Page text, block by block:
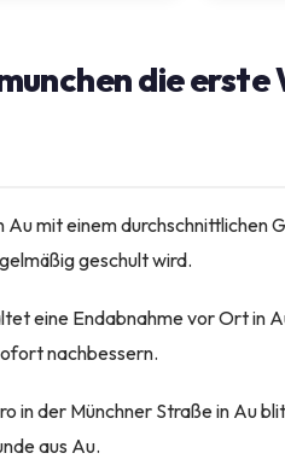
die
mit einem durchschnittlichen
geschult wird.
eine Endabnahme vor Ort in
nachbessern.
in der Münchner Straße in Au
aus Au.